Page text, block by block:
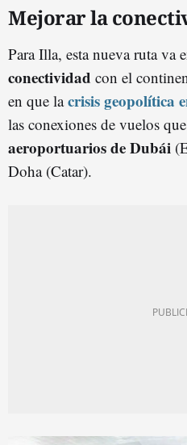
Mejorar la
Para Illa, esta nueva ruta va
conectividad con el
en que lacrisis geopolítica
las conexiones de vuelos
aeroportuarios de Dubái
Doha (Catar).